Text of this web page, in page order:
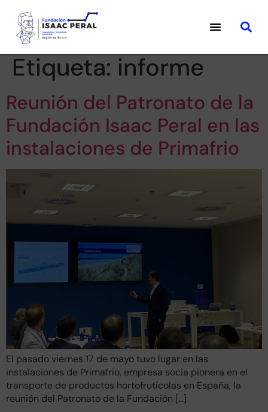
Etiqueta: informe
Reunión del Patronato de la
Fundación Isaac Peral en las
instalaciones de Primafrio
El pasado viernes 17 de mayo tuvo lugar en las
instalaciones de Primafrio, empresa socia pionera en el
transporte de productos hortofrutícolas en España, la
reunión del Patronato de la Fundación […]